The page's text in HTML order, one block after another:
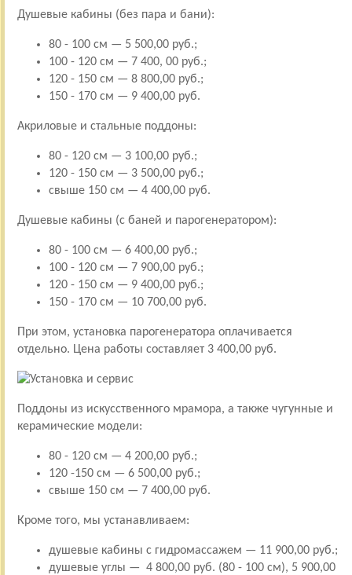
Душевые кабины (без пара и бани):
80 - 100 см — 5 500,00 руб.;
100 - 120 см — 7 400, 00 руб.;
120 - 150 см — 8 800,00 руб.;
150 - 170 см — 9 400,00 руб.
Акриловые и стальные поддоны:
80 - 120 см — 3 100,00 руб.;
120 - 150 см — 3 500,00 руб.;
свыше 150 см — 4 400,00 руб.
Душевые кабины (с баней и парогенератором):
80 - 100 см — 6 400,00 руб.;
100 - 120 см — 7 900,00 руб.;
120 - 150 см — 9 400,00 руб.;
150 - 170 см — 10 700,00 руб.
При этом, установка парогенератора оплачивается
отдельно. Цена работы составляет 3 400,00 руб.
Поддоны из искусственного мрамора, а также чугунные и
керамические модели:
80 - 120 см — 4 200,00 руб.;
120 -150 см — 6 500,00 руб.;
свыше 150 см — 7 400,00 руб.
Кроме того, мы устанавливаем:
душевые кабины с гидромассажем — 11 900,00 руб.;
душевые углы — 4 800,00 руб. (80 - 100 см), 5 900,00